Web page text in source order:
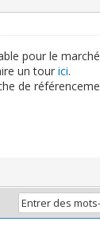
pour le
un tour ici.
de